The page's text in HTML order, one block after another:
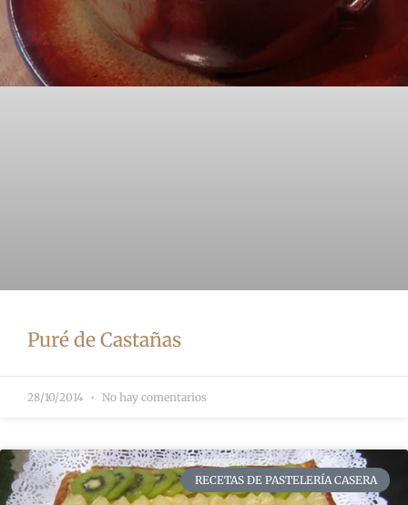
Puré de Castañas
28/10/2014 No hay comentarios
RECETAS DE PASTELERÍA CASERA